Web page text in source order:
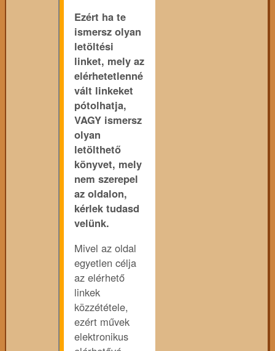
Ezért ha te
ismersz olyan
letöltési
linket, mely az
elérhetetlenné
vált linkeket
pótolhatja,
VAGY ismersz
olyan
letölthető
könyvet, mely
nem szerepel
az oldalon,
kérlek tudasd
velünk.
Mivel az oldal
egyetlen célja
az elérhető
linkek
közzététele,
ezért művek
elektronikus